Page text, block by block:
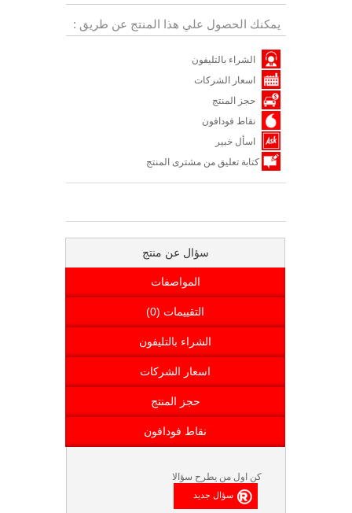
يمكنك الحصول علي هذا المنتج عن طريق :
الشراء بالتليفون
اسعار الشركات
حجز المنتج
نقاط فودافون
اسأل خبير
كتابة تعليق من مشترى المنتج
سؤال عن منتج
المواصفات
التقييمات (0)
الشراء بالتليفون
اسعار الشركات
حجز المنتج
نقاط فودافون
كن اول من يطرح سؤالا